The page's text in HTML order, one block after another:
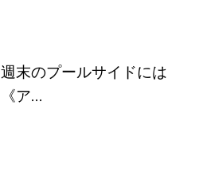
週末のプールサイドには
《ア...